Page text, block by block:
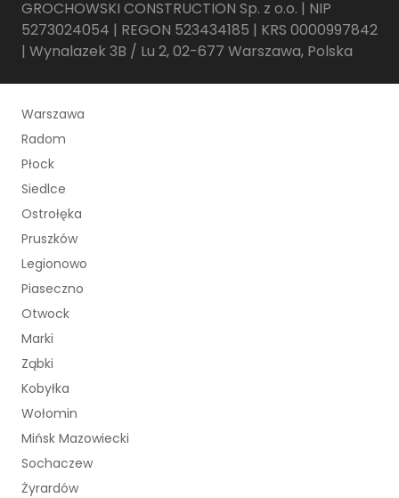
GROCHOWSKI CONSTRUCTION Sp. z o.o. | NIP
5273024054 | REGON 523434185 | KRS 0000997842
| Wynalazek 3B / Lu 2, 02-677 Warszawa, Polska
Warszawa
Radom
Płock
Siedlce
Ostrołęka
Pruszków
Legionowo
Piaseczno
Otwock
Marki
Ząbki
Kobyłka
Wołomin
Mińsk Mazowiecki
Sochaczew
Żyrardów